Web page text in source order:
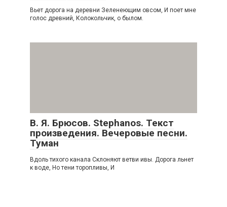
Вьет дорога на деревни Зеленеющим овсом, И поет мне
голос древний, Колокольчик, о былом.
В. Я. Брюсов. Stephanos. Текст
произведения. Вечеровые песни.
Туман
Вдоль тихого канала Склоняют ветви ивы. Дорога льнет
к воде, Но тени торопливы, И